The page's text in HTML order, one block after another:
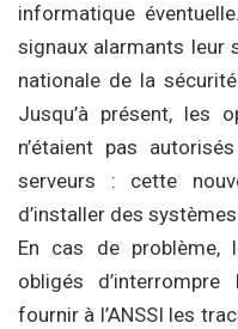
informatique
signaux alarmants leur
nationale de la
Jusqu’à présent, les
n’étaient pas
serveurs : cette
d’installer des
En cas de problème,
obligés d’interrompre
fournir à l’ANSSI les